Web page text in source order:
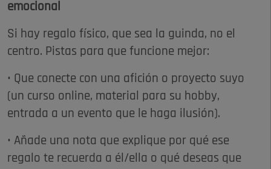
emocional
Si hay regalo físico, que sea la guinda, no el
centro. Pistas para que funcione mejor:
• Que conecte con una afición o proyecto suyo
(un curso online, material para su hobby,
entrada a un evento que le haga ilusión).
• Añade una nota que explique por qué ese
regalo te recuerda a él/ella o qué deseas que